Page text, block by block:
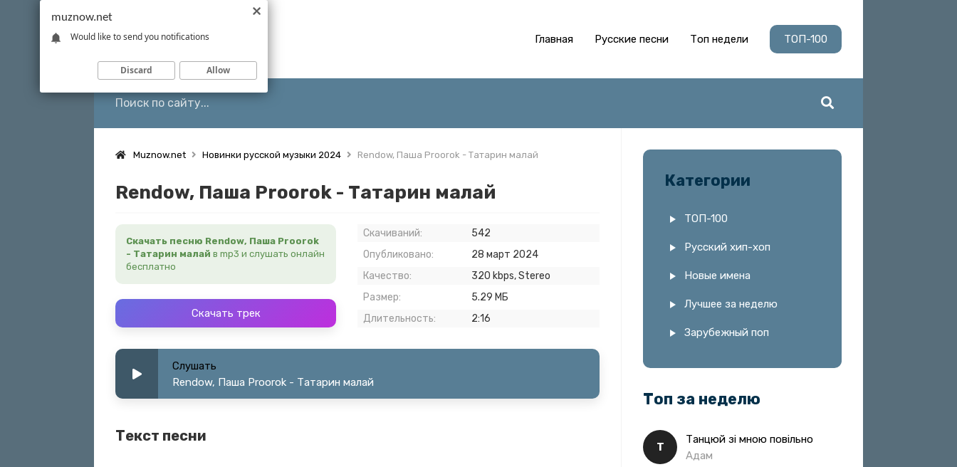
Главная Русские песни Топ недели ТОП-100
Muznow.net Новинки русской музыки 2024 Rendow, Паша Proorok - Татарин малай
Rendow, Паша Proorok - Татарин малай
Скачать песню Rendow, Паша Proorok
- Татарин малай в mp3 и слушать онлайн
бесплатно
Скачать трек
Скачиваний:
542
Опубликовано:
28 март 2024
Качество:
320 kbps, Stereo
Размер:
5.29 МБ
Длительность:
2:16
Слушать
Rendow, Паша Proorok - Татарин малай
Текст песни
Категории
ТОП-100
Русский хип-хоп
Новые имена
Лучшее за неделю
Зарубежный поп
Топ за неделю
Т
Танцюй зі мною повільно
Адам
muznow.net
Would like to send you notifications
Discard Allow